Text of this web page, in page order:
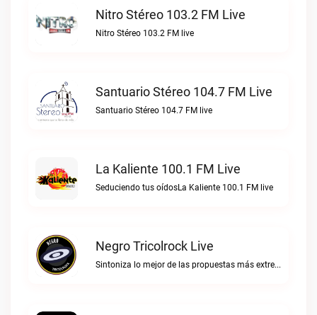
Nitro Stéreo 103.2 FM Live
Nitro Stéreo 103.2 FM live
Santuario Stéreo 104.7 FM Live
Santuario Stéreo 104.7 FM live
La Kaliente 100.1 FM Live
Seduciendo tus oídosLa Kaliente 100.1 FM live
Negro Tricolrock Live
Sintoniza lo mejor de las propuestas más extremas y virtuosas del metal colombianoNegro Tricolrock live